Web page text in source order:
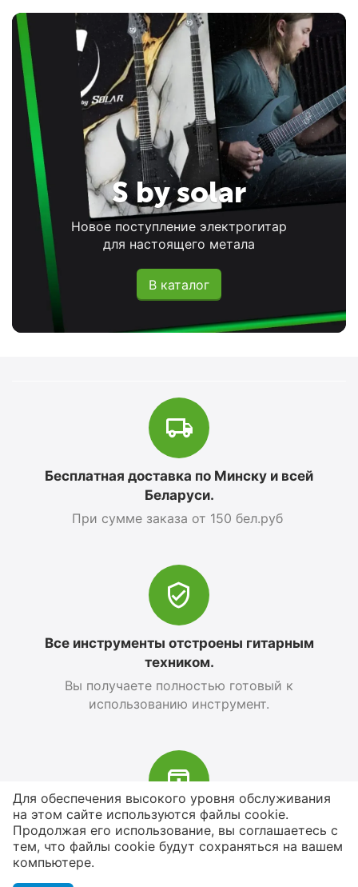
S by solar
Новое поступление электрогитар
для настоящего метала
В каталог
Бесплатная доставка по Минску и всей
Беларуси.
При сумме заказа от 150 бел.руб
Все инструменты отстроены гитарным
техником.
Вы получаете полностью готовый к
использованию инструмент.
В наличии более 4000 наименований
товаров
От расходников до сценического
Для обеспечения высокого уровня обслуживания
на этом сайте используются файлы cookie.
Продолжая его использование, вы соглашаетесь с
тем, что файлы cookie будут сохраняться на вашем
компьютере.